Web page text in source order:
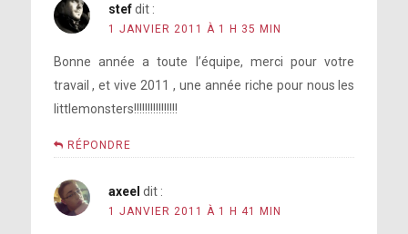
stef dit :
1 JANVIER 2011 À 1 H 35 MIN
Bonne année a toute l’équipe, merci pour votre
travail , et vive 2011 , une année riche pour nous les
littlemonsters!!!!!!!!!!!!!!!!
RÉPONDRE
axeel dit :
1 JANVIER 2011 À 1 H 41 MIN